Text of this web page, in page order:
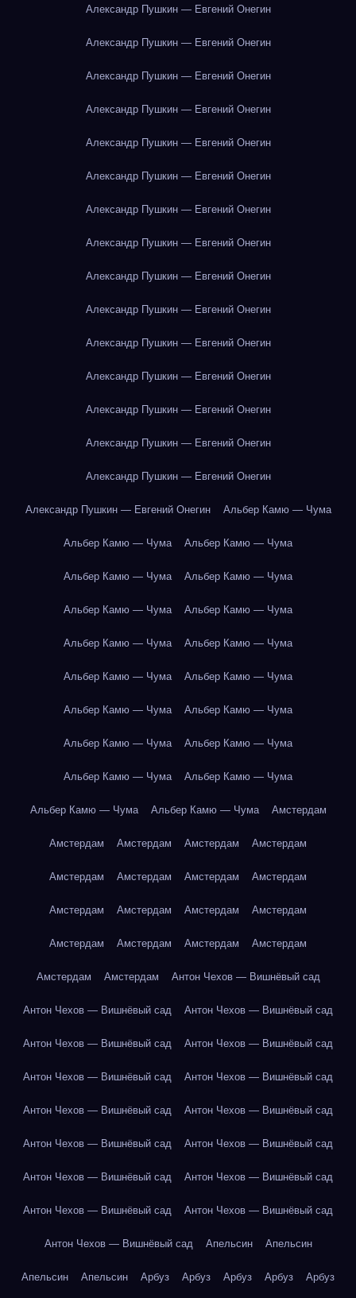
Александр Пушкин — Евгений Онегин
Александр Пушкин — Евгений Онегин
Александр Пушкин — Евгений Онегин
Александр Пушкин — Евгений Онегин
Александр Пушкин — Евгений Онегин
Александр Пушкин — Евгений Онегин
Александр Пушкин — Евгений Онегин
Александр Пушкин — Евгений Онегин
Александр Пушкин — Евгений Онегин
Александр Пушкин — Евгений Онегин
Александр Пушкин — Евгений Онегин
Александр Пушкин — Евгений Онегин
Александр Пушкин — Евгений Онегин
Александр Пушкин — Евгений Онегин
Александр Пушкин — Евгений Онегин
Александр Пушкин — Евгений Онегин Альбер Камю — Чума
Альбер Камю — Чума Альбер Камю — Чума
Альбер Камю — Чума Альбер Камю — Чума
Альбер Камю — Чума Альбер Камю — Чума
Альбер Камю — Чума Альбер Камю — Чума
Альбер Камю — Чума Альбер Камю — Чума
Альбер Камю — Чума Альбер Камю — Чума
Альбер Камю — Чума Альбер Камю — Чума
Альбер Камю — Чума Альбер Камю — Чума
Альбер Камю — Чума Альбер Камю — Чума Амстердам
Амстердам Амстердам Амстердам Амстердам
Амстердам Амстердам Амстердам Амстердам
Амстердам Амстердам Амстердам Амстердам
Амстердам Амстердам Амстердам Амстердам
Амстердам Амстердам Антон Чехов — Вишнёвый сад
Антон Чехов — Вишнёвый сад Антон Чехов — Вишнёвый сад
Антон Чехов — Вишнёвый сад Антон Чехов — Вишнёвый сад
Антон Чехов — Вишнёвый сад Антон Чехов — Вишнёвый сад
Антон Чехов — Вишнёвый сад Антон Чехов — Вишнёвый сад
Антон Чехов — Вишнёвый сад Антон Чехов — Вишнёвый сад
Антон Чехов — Вишнёвый сад Антон Чехов — Вишнёвый сад
Антон Чехов — Вишнёвый сад Антон Чехов — Вишнёвый сад
Антон Чехов — Вишнёвый сад Апельсин Апельсин
Апельсин Апельсин Арбуз Арбуз Арбуз Арбуз Арбуз